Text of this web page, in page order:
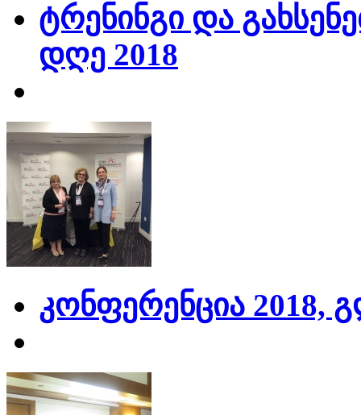
ტრენინგი და
დღე 2018
კონფერენცია 2018,